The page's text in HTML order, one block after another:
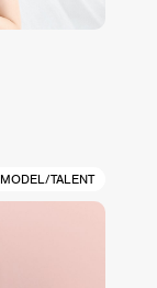
MODEL/TALENT